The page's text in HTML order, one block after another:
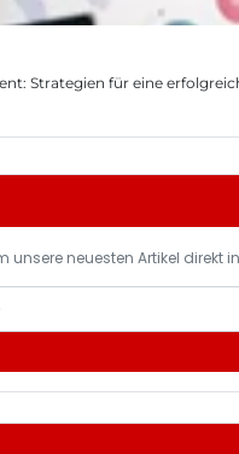
Strategien für eine
unsere neuesten Artikel direkt